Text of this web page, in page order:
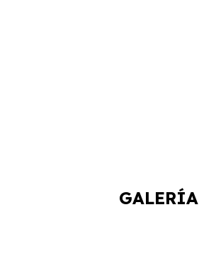
GALERÍA